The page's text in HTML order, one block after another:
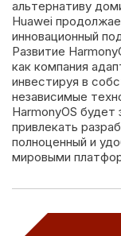
альтернативу
Huawei
инновационный
Развитие
как компания
инвестируя в
независимые
HarmonyOS
привлекать
полноценный и
мировыми